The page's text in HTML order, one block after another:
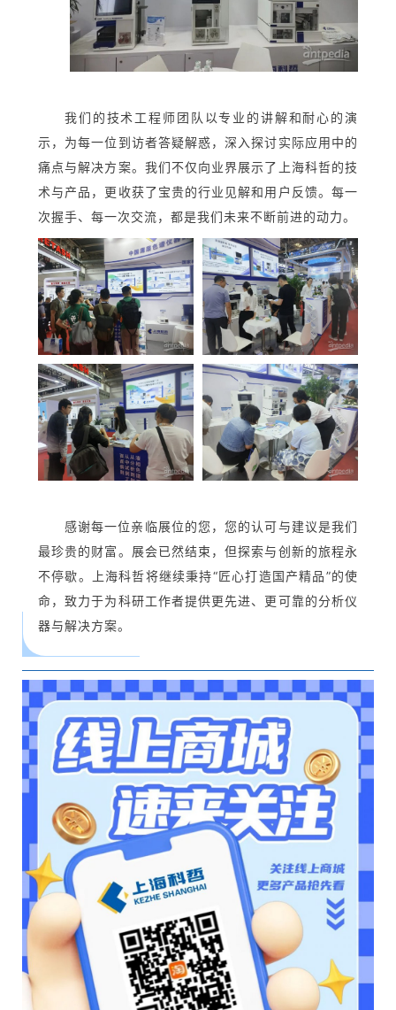
我们的技术工程师团队以专业的讲解和耐心的演
示，为每一位到访者答疑解惑，深入探讨实际应用中的
痛点与解决方案。我们不仅向业界展示了上海科哲的技
术与产品，更收获了宝贵的行业见解和用户反馈。每一
次握手、每一次交流，都是我们未来不断前进的动力。
感谢每一位亲临展位的您，您的认可与建议是我们
最珍贵的财富。展会已然结束，但探索与创新的旅程永
不停歇。上海科哲将继续秉持“匠心打造国产精品”的使
命，致力于为科研工作者提供更先进、更可靠的分析仪
器与解决方案。